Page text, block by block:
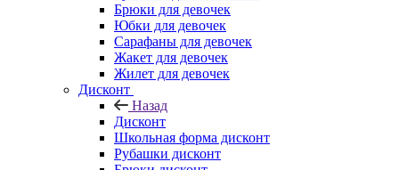
Брюки для девочек
Юбки для девочек
Сарафаны для девочек
Жакет для девочек
Жилет для девочек
Дисконт
Назад
Дисконт
Школьная форма дисконт
Рубашки дисконт